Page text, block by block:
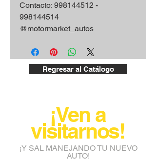
Contacto: 998144512 -
998144514
@motormarket_autos
Regresar al Catálogo
¡Ven a
visitarnos!
¡Y SAL MANEJANDO TU NUEVO
AUTO!